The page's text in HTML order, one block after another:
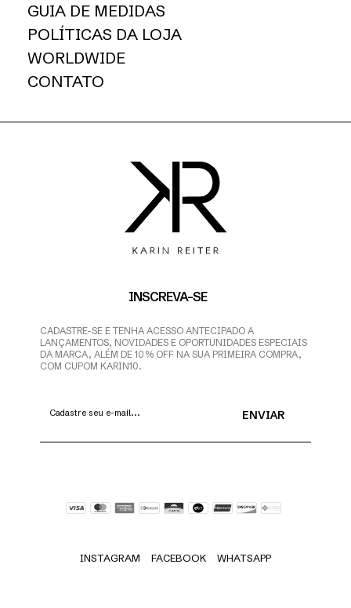
GUIA DE MEDIDAS
POLÍTICAS DA LOJA
WORLDWIDE
CONTATO
INSCREVA-SE
CADASTRE-SE E TENHA ACESSO ANTECIPADO A
LANÇAMENTOS, NOVIDADES E OPORTUNIDADES ESPECIAIS
DA MARCA, ALÉM DE 10% OFF NA SUA PRIMEIRA COMPRA,
COM CUPOM KARIN10.
INSTAGRAM FACEBOOK WHATSAPP